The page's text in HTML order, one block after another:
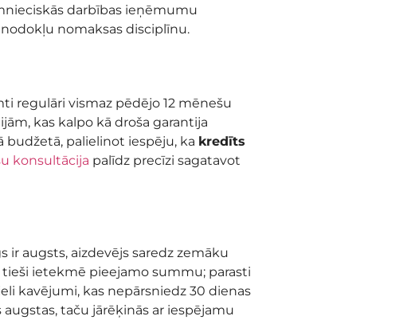
darbības ieņēmumu
nomaksas disciplīnu.
regulāri vismaz pēdējo 12 mēnešu
kas kalpo kā droša garantija
budžetā, palielinot iespēju, ka kredīts
konsultācija palīdz precīzi sagatavot
augsts, aizdevējs saredz zemāku
ietekmē pieejamo summu; parasti
kavējumi, kas nepārsniedz 30 dienas
taču jārēķinās ar iespējamu